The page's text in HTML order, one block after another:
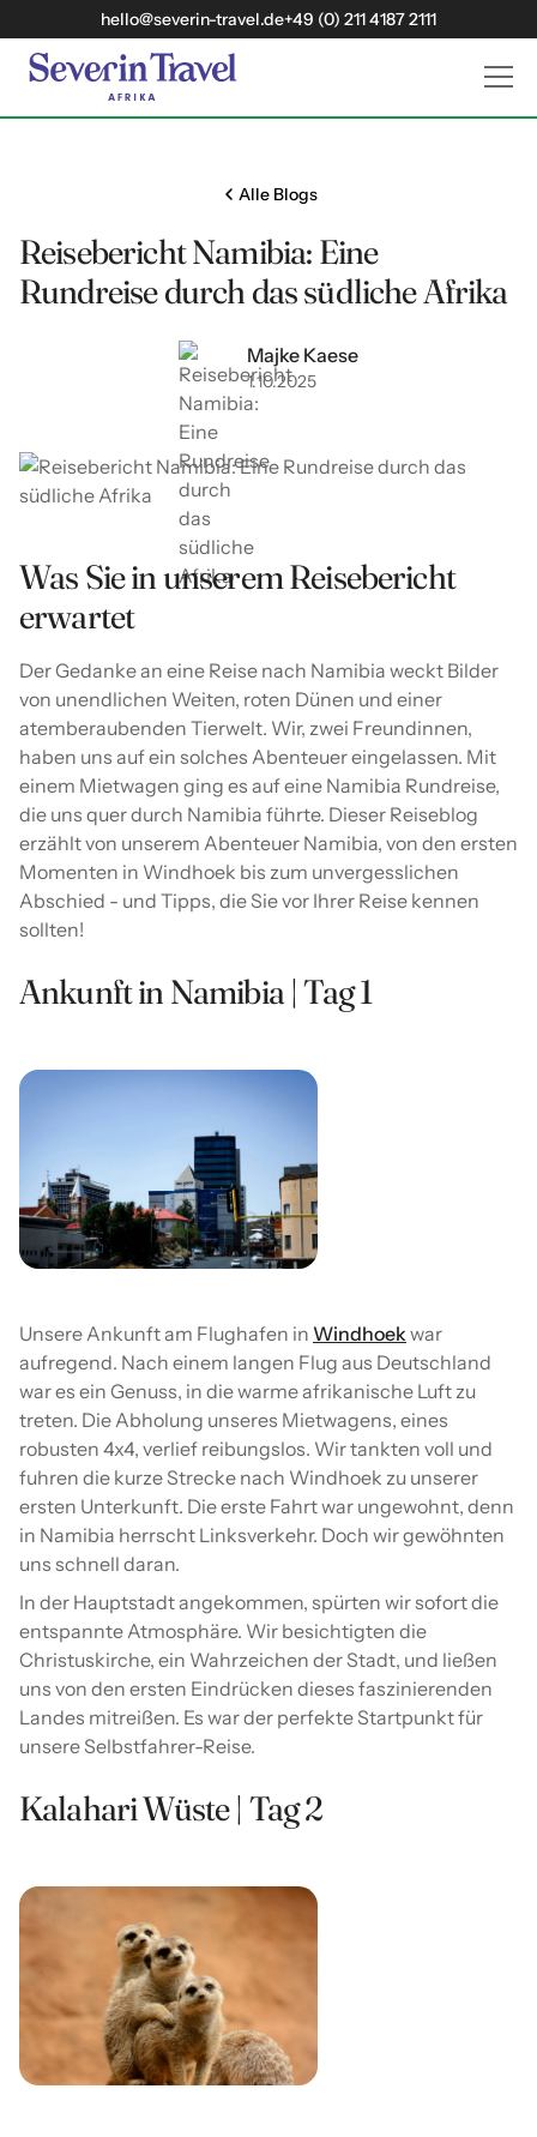
hello@severin-travel.de+49 (0) 211 4187 2111
Alle Blogs
Reisebericht Namibia: Eine
Rundreise durch das südliche Afrika
Majke Kaese
1 10 2025
Was Sie in unserem Reisebericht
erwartet
Der Gedanke an eine Reise nach Namibia weckt Bilder
von unendlichen Weiten, roten Dünen und einer
atemberaubenden Tierwelt. Wir, zwei Freundinnen,
haben uns auf ein solches Abenteuer eingelassen. Mit
einem Mietwagen ging es auf eine Namibia Rundreise,
die uns quer durch Namibia führte. Dieser Reiseblog
erzählt von unserem Abenteuer Namibia, von den ersten
Momenten in Windhoek bis zum unvergesslichen
Abschied - und Tipps, die Sie vor Ihrer Reise kennen
sollten!
Ankunft in Namibia | Tag 1
Unsere Ankunft am Flughafen in Windhoekwar
aufregend. Nach einem langen Flug aus Deutschland
war es ein Genuss, in die warme afrikanische Luft zu
treten. Die Abholung unseres Mietwagens, eines
robusten 4x4, verlief reibungslos. Wir tankten voll und
fuhren die kurze Strecke nach Windhoek zu unserer
ersten Unterkunft. Die erste Fahrt war ungewohnt, denn
in Namibia herrscht Linksverkehr. Doch wir gewöhnten
uns schnell daran.
In der Hauptstadt angekommen, spürten wir sofort die
entspannte Atmosphäre. Wir besichtigten die
Christuskirche, ein Wahrzeichen der Stadt, und ließen
uns von den ersten Eindrücken dieses faszinierenden
Landes mitreißen. Es war der perfekte Startpunkt für
unsere Selbstfahrer-Reise.
Kalahari Wüste | Tag 2